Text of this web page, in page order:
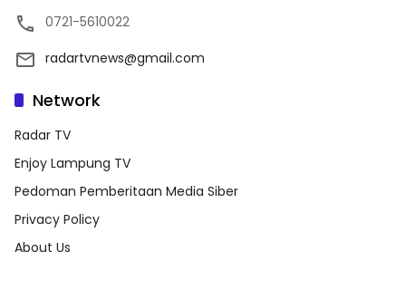
0721-5610022
radartvnews@gmail.com
Network
Radar TV
Enjoy Lampung TV
Pedoman Pemberitaan Media Siber
Privacy Policy
About Us